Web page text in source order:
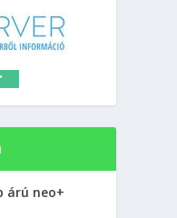
árú neo+